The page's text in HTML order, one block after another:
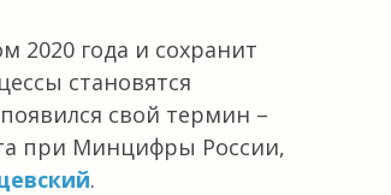
2020 года и сохранит
становятся
свой термин –
при Минцифры России,
.